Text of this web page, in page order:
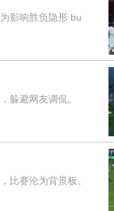
影响胜负隐形 bu
避网友调侃。
赛沦为背景板。